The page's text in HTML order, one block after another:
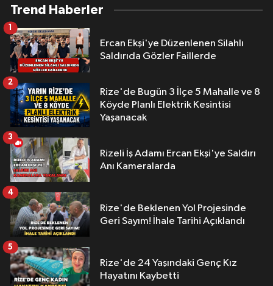
Trend Haberler
Ercan Ekşi'ye Düzenlenen Silahlı
Saldırıda Gözler Faillerde
1
Rize'de Bugün 3 İlçe 5 Mahalle ve 8
Köyde Planlı Elektrik Kesintisi
Yaşanacak
2
Rizeli İş Adamı Ercan Ekşi'ye Saldırı
Anı Kameralarda
3
Rize'de Beklenen Yol Projesinde
Geri Sayım! İhale Tarihi Açıklandı
4
Rize'de 24 Yaşındaki Genç Kız
Hayatını Kaybetti
5